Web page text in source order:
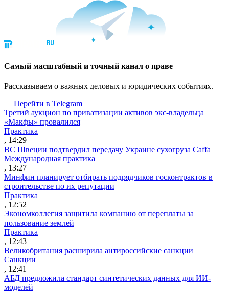
Cамый масштабный и точный канал о праве
Рассказываем о важных деловых и юридических событиях.
Перейти в Telegram
Третий аукцион по приватизации активов экс-владельца
«Макфы» провалился
Практика
, 14:29
ВС Швеции подтвердил передачу Украине сухогруза Caffa
Международная практика
, 13:27
Минфин планирует отбирать подрядчиков госконтрактов в
строительстве по их репутации
Практика
, 12:52
Экономколлегия защитила компанию от переплаты за
пользование землей
Практика
, 12:43
Великобритания расширила антироссийские санкции
Санкции
, 12:41
АБД предложила стандарт синтетических данных для ИИ-
моделей